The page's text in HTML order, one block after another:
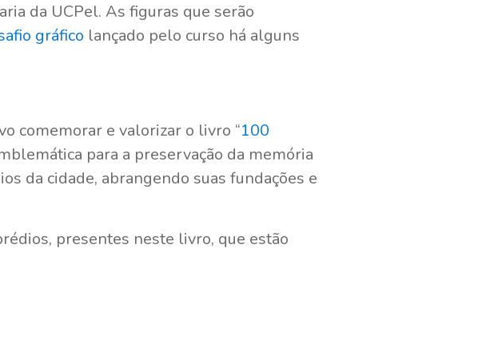
da UCPel. As figuras que serão
gráfico lançado pelo curso há alguns
comemorar e valorizar o livro “100
para a preservação da memória
da cidade, abrangendo suas fundações e
presentes neste livro, que estão